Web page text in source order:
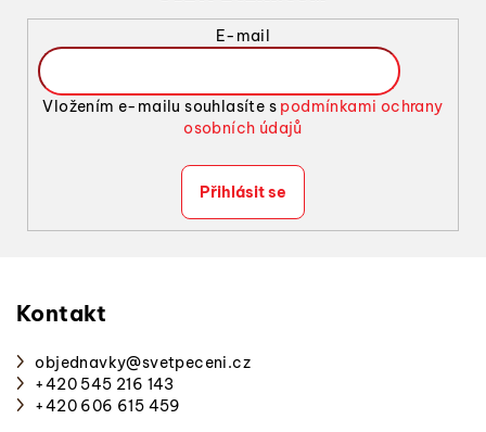
E-mail
Vložením e-mailu souhlasíte s podmínkami ochrany
osobních údajů
Přihlásit se
Kontakt
objednavky@svetpeceni.cz
+420 545 216 143
+420 606 615 459